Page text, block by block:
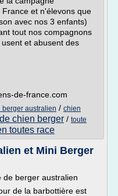
et n'élevons que
avec nos 3 enfants)
tout nos compagnons
et abusent des
de-france.com
australien / chien
chien berger / toute
toutes race
et Mini Berger
de berger australien
de la barbottière est